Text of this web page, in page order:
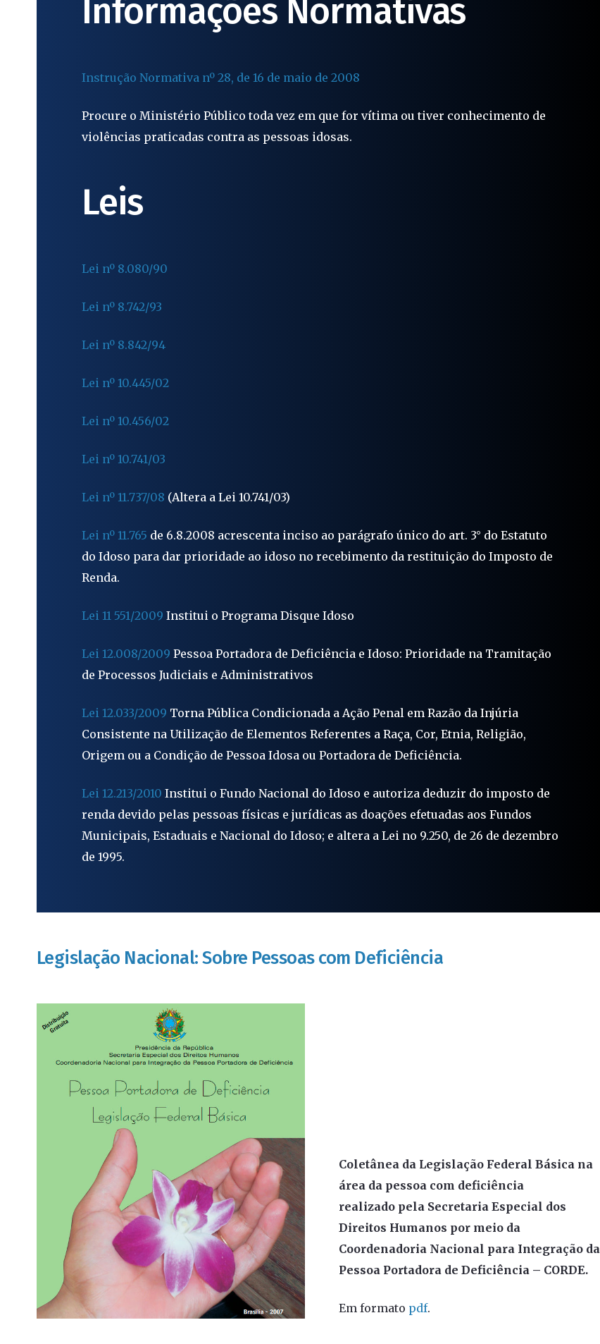
Informações Normativas
Instrução Normativa nº 28, de 16 de maio de 2008
Procure o Ministério Público toda vez em que for vítima ou tiver conhecimento de
violências praticadas contra as pessoas idosas.
Leis
Lei nº 8.080/90
Lei nº 8.742/93
Lei nº 8.842/94
Lei nº 10.445/02
Lei nº 10.456/02
Lei nº 10.741/03
Lei nº 11.737/08 (Altera a Lei 10.741/03)
Lei nº 11.765 de 6.8.2008 acrescenta inciso ao parágrafo único do art. 3° do Estatuto
do Idoso para dar prioridade ao idoso no recebimento da restituição do Imposto de
Renda.
Lei 11 551/2009 Institui o Programa Disque Idoso
Lei 12.008/2009 Pessoa Portadora de Deficiência e Idoso: Prioridade na Tramitação
de Processos Judiciais e Administrativos
Lei 12.033/2009 Torna Pública Condicionada a Ação Penal em Razão da Injúria
Consistente na Utilização de Elementos Referentes a Raça, Cor, Etnia, Religião,
Origem ou a Condição de Pessoa Idosa ou Portadora de Deficiência.
Lei 12.213/2010 Institui o Fundo Nacional do Idoso e autoriza deduzir do imposto de
renda devido pelas pessoas físicas e jurídicas as doações efetuadas aos Fundos
Municipais, Estaduais e Nacional do Idoso; e altera a Lei no 9.250, de 26 de dezembro
de 1995.
Legislação Nacional: Sobre Pessoas com Deficiência
Coletânea da Legislação Federal Básica na
área da pessoa com deficiência
realizado pela Secretaria Especial dos
Direitos Humanos por meio da
Coordenadoria Nacional para Integração da
Pessoa Portadora de Deficiência – CORDE.
Em formato pdf.